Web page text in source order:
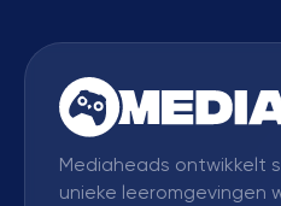
Mediaheads ontwikkelt
unieke leeromgevingen